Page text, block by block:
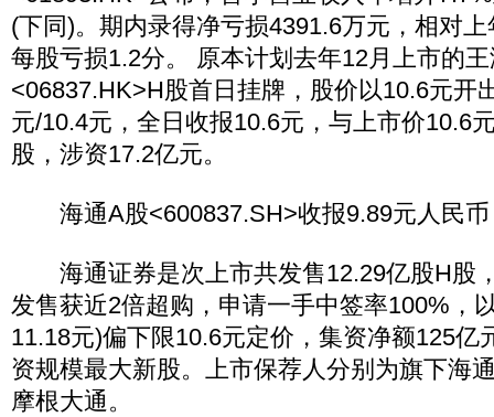
(下同)。期内录得净亏损4391.6万元，相对
每股亏损1.2分。 原本计划去年12月上市的
<06837.HK>H股首日挂牌，股价以10.6元开
元/10.4元，全日收报10.6元，与上市价10.6
股，涉资17.2亿元。
海通A股<600837.SH>收报9.89元人民币
海通证券是次上市共发售12.29亿股H股
发售获近2倍超购，申请一手中签率100%，
11.18元)偏下限10.6元定价，集资净额125亿
资规模最大新股。上市保荐人分别为旗下海
摩根大通。